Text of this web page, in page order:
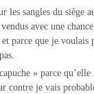
les sangles du siège
avec une
et parce que je
» parce
contre je vais